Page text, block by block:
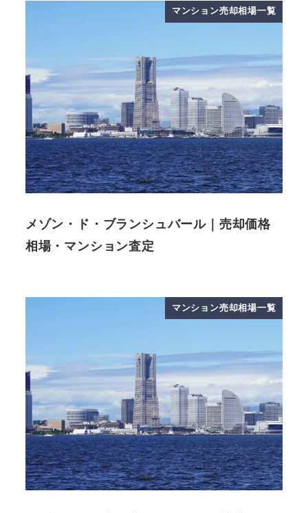
マンション売却相場一覧
メゾン・ド・ブランシュバール｜売却価格
相場・マンション査定
マンション売却相場一覧